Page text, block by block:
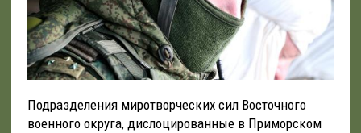
Подразделения миротворческих сил Восточного
военного округа, дислоцированные в Приморском